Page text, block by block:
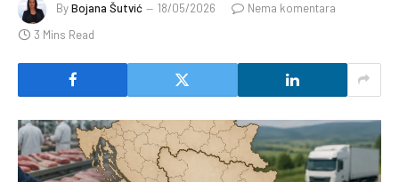
ByBojana Šutvić 18/05/2026
Nema komentara
3 Mins Read